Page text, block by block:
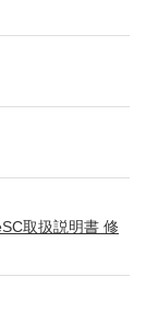
取扱説明書 修